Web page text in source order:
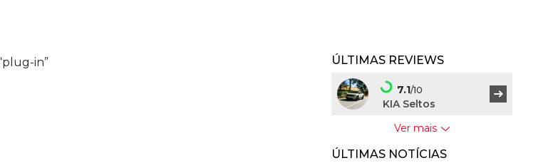
ÚLTIMAS REVIEWS
7.1/10
KIA Seltos
BYD Dolphin G
Ver mais
ÚLTIMAS NOTÍCIAS